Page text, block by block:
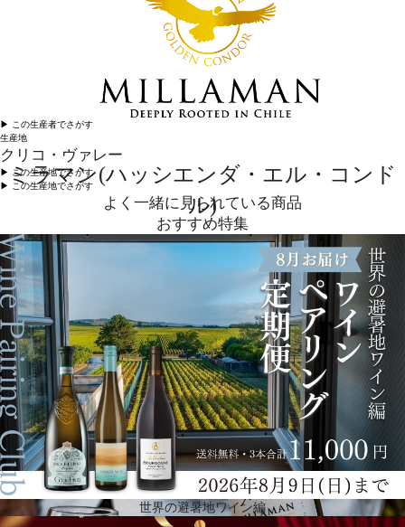
ミラマン(ハッシエンダ・エル・コンド
ル)
歴史
ワイナリーの歴史は、イタリア移民だったホセ・カネパが1946年にクリコ・ヴァレーのワイナリ
ー、ハシエンダ・エル・コンドルを購入するところから始まります。ホセは最高のワインを造ると
いう夢に取り組みます。1998年、彼の3人の娘とともにワインづくりを拡大し、永続させたいとい
う思いから、同地に新しいワイナリーが設立され、ミラマンが誕生しました。100年前に建てられた
ワイナリーの壁を修復、その中に新しい最先端のワイナリーを増築し、新しいステージが始まりま
した。家族経営の伝統が新たな精神と結びつき、ニューワールド・ワインの特徴である、はじける
フルーツのアロマや豊かな風味を表現するようになったのです。
▶︎ この生産者でさがす
生産地
クリコ・ヴァレー
▶︎ この生産地でさがす
▶︎ この生産地でさがす
よく一緒に見られている商品
おすすめ特集
世界の避暑地ワイン編